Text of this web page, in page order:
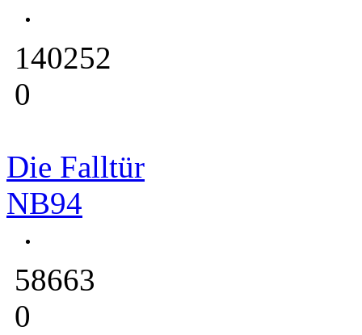
140252
0
Die Falltür
NB94
58663
0